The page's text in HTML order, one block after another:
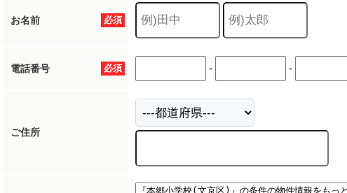
必須
お名前
必須
電話番号 - -
ご住所